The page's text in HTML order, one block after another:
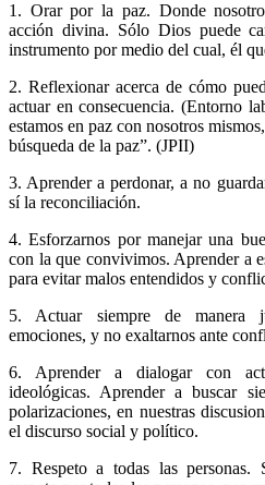
1. Orar por la paz. Donde
acción divina. Sólo Dios puede
instrumento por medio del cual, él
2. Reflexionar acerca de cómo
actuar en consecuencia. (Entorno
estamos en paz con nosotros
búsqueda de la paz”. (JPII)
3. Aprender a perdonar, a no
sí la reconciliación.
4. Esforzarnos por manejar una
con la que convivimos. Aprender a
para evitar malos entendidos y
5. Actuar siempre de manera
emociones, y no exaltarnos ante
6. Aprender a dialogar con
ideológicas. Aprender a buscar
polarizaciones, en nuestras
el discurso social y político.
7. Respeto a todas las